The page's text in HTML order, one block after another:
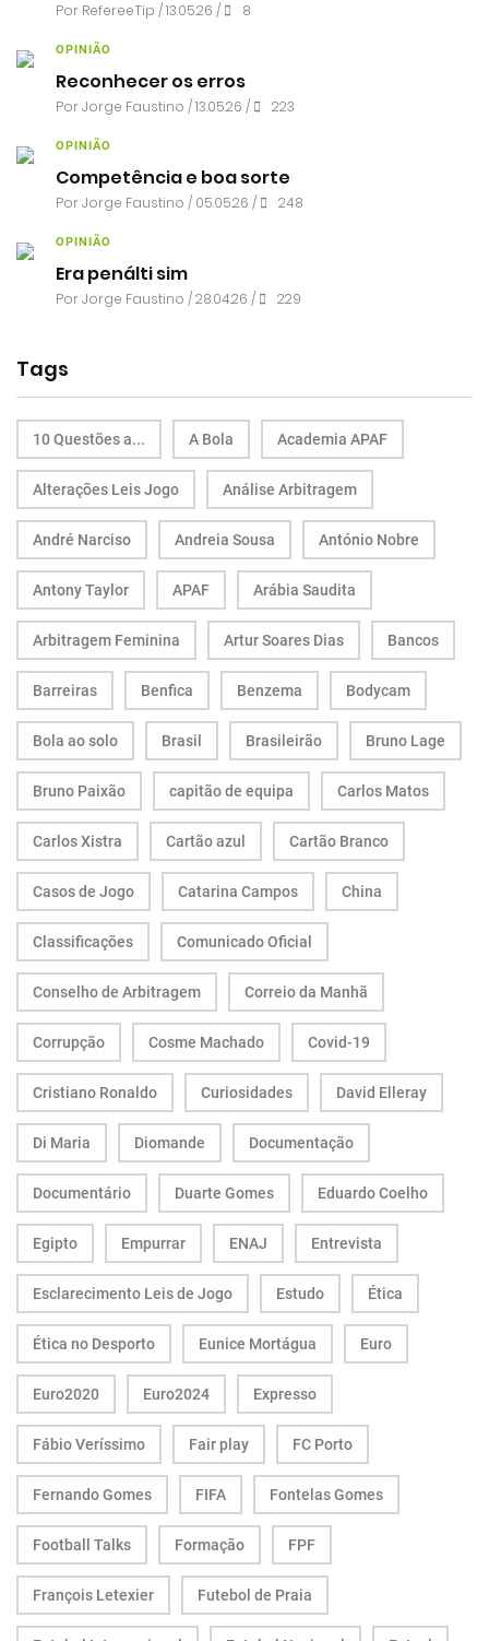
Por RefereeTip / 13.05.26 / 8
OPINIÃO
Reconhecer os erros
PorJorge Faustino / 13.05.26 / 223
OPINIÃO
Competência e boa sorte
PorJorge Faustino / 05.05.26 / 248
OPINIÃO
Era penálti sim
PorJorge Faustino / 28.04.26 / 229
Tags
10 Questões a... A Bola Academia APAF
Alterações Leis Jogo Análise Arbitragem
André Narciso Andreia Sousa António Nobre
Antony Taylor APAF Arábia Saudita
Arbitragem Feminina Artur Soares Dias Bancos
Barreiras Benfica Benzema Bodycam
Bola ao solo Brasil Brasileirão Bruno Lage
Bruno Paixão capitão de equipa Carlos Matos
Carlos Xistra Cartão azul Cartão Branco
Casos de Jogo Catarina Campos China
Classificações Comunicado Oficial
Conselho de Arbitragem Correio da Manhã
Corrupção Cosme Machado Covid-19
Cristiano Ronaldo Curiosidades David Elleray
Di Maria Diomande Documentação
Documentário Duarte Gomes Eduardo Coelho
Egipto Empurrar ENAJ Entrevista
Esclarecimento Leis de Jogo Estudo Ética
Ética no Desporto Eunice Mortágua Euro
Euro2020 Euro2024 Expresso
Fábio Veríssimo Fair play FC Porto
Fernando Gomes FIFA Fontelas Gomes
Football Talks Formação FPF
François Letexier Futebol de Praia